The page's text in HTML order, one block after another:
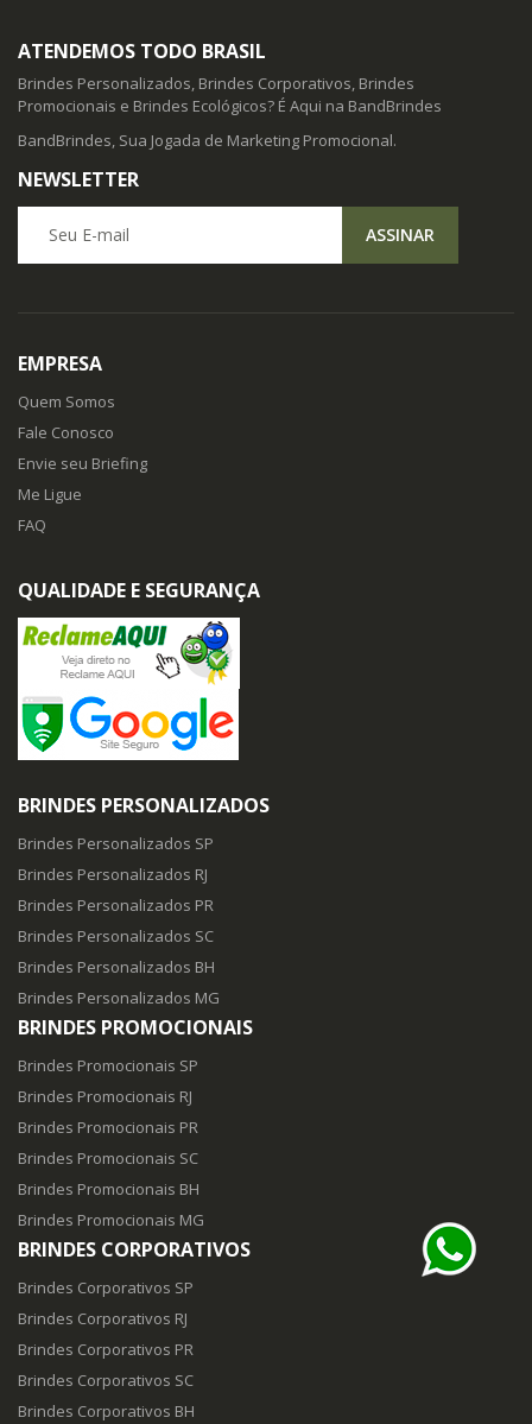
ATENDEMOS TODO BRASIL
Brindes Personalizados, Brindes Corporativos, Brindes
Promocionais e Brindes Ecológicos? É Aqui na BandBrindes
BandBrindes, Sua Jogada de Marketing Promocional.
NEWSLETTER
ASSINAR
EMPRESA
Quem Somos
Fale Conosco
Envie seu Briefing
Me Ligue
FAQ
QUALIDADE E SEGURANÇA
BRINDES PERSONALIZADOS
Brindes Personalizados SP
Brindes Personalizados RJ
Brindes Personalizados PR
Brindes Personalizados SC
Brindes Personalizados BH
Brindes Personalizados MG
BRINDES PROMOCIONAIS
Brindes Promocionais SP
Brindes Promocionais RJ
Brindes Promocionais PR
Brindes Promocionais SC
Brindes Promocionais BH
Brindes Promocionais MG
BRINDES CORPORATIVOS
Brindes Corporativos SP
Brindes Corporativos RJ
Brindes Corporativos PR
Brindes Corporativos SC
Brindes Corporativos BH